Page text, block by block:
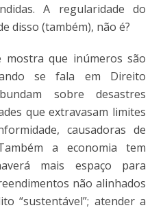
A regularidade do
disso (também), não é?
mostra que inúmeros são
se fala em Direito
sobre desastres
que extravasam limites
causadoras de
a economia tem
mais espaço para
não alinhados
“sustentável”; atender a